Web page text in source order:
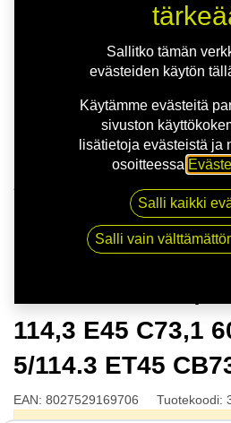
MSW 74 G.BLK/POL | 8,5X20
8.5x20 5/114.3 ET45 CB73.1
114,3 E45 C73,1
5/114.3 ET45
EAN: 8027529169706 Tuotekoodi:
Sallitko tämän
evästeiden käytön
Käytämme evästeitä
sivuston
lisätietoja evästeistä ja
osoitteessa
Salli kaikki
Salli vain